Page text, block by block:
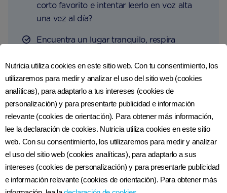
corto favorito e intentar leerlo en voz alta
una vez al día?
Encuentra un lugar tranquilo, respira
los niveles altos de estrés pueden afectar la
inmunidad de tu bebé5,6, por lo que pasar
un tiempo tranquilo para conectarte con tu
bebé puede ser beneficioso en más de un
sentido.
Si hablar directamente con tu panza no es
para ti, no te preocupes, tu bebé está
aprendiendo acerca de tu voz y lenguaje
cada vez que hablas.
Nutricia utiliza cookies en este sitio web. Con tu consentimiento, los
utilizaremos para medir y analizar el uso del sitio web (cookies
analíticas), para adaptarlo a tus intereses (cookies de
personalización) y para presentarte publicidad e información
relevante (cookies de orientación). Para obtener más información,
lee la declaración de cookies. Nutricia utiliza cookies en este sitio
web. Con su consentimiento, los utilizaremos para medir y analizar
el uso del sitio web (cookies analíticas), para adaptarlo a sus
intereses (cookies de personalización) y para presentarle publicidad
e información relevante (cookies de orientación). Para obtener más